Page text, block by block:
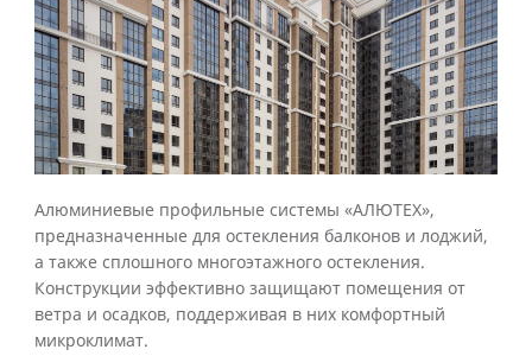
Алюминиевые профильные системы «АЛЮТЕХ»,
предназначенные для остекления балконов и лоджий,
а также сплошного многоэтажного остекления.
Конструкции эффективно защищают помещения от
ветра и осадков, поддерживая в них комфортный
микроклимат.